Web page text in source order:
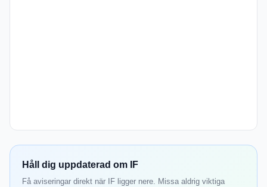
Håll dig uppdaterad om IF
Få aviseringar direkt när IF ligger nere. Missa aldrig viktiga